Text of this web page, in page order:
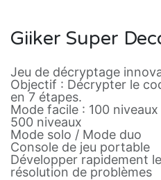
Giiker Super
Jeu de décryptage
Objectif : Décrypter le
en 7 étapes.
Mode facile : 100
500 niveaux
Mode solo / Mode duo
Console de jeu portable
Développer rapidement
résolution de problèmes